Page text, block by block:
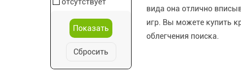
Сбросить
вида она отлично
игр. Вы можете купить
облегчения поиска.